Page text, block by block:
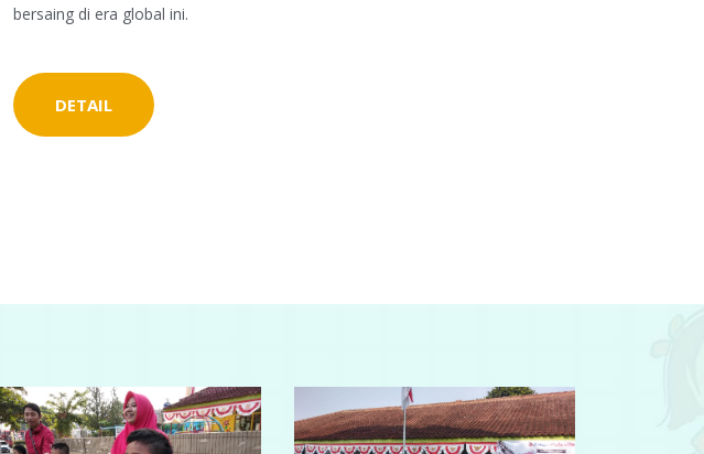
bersaing di era global ini.
DETAIL